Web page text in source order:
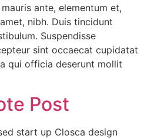
ante, elementum et,
nibh. Duis tincidunt
Suspendisse
sint occaecat cupidatat
qui officia deserunt mollit
Post
start up Closca design